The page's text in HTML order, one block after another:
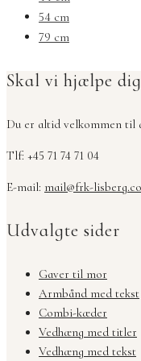
54 cm
79 cm
Skal vi hjælpe
Du er altid velkommen til
Tlf: +45 71 74 71 04
E-mail: mail@frk-
Udvalgte sider
Gaver til mor
Armbånd med tekst
Combi-kæder
Vedhæng med titler
Vedhæng med tekst